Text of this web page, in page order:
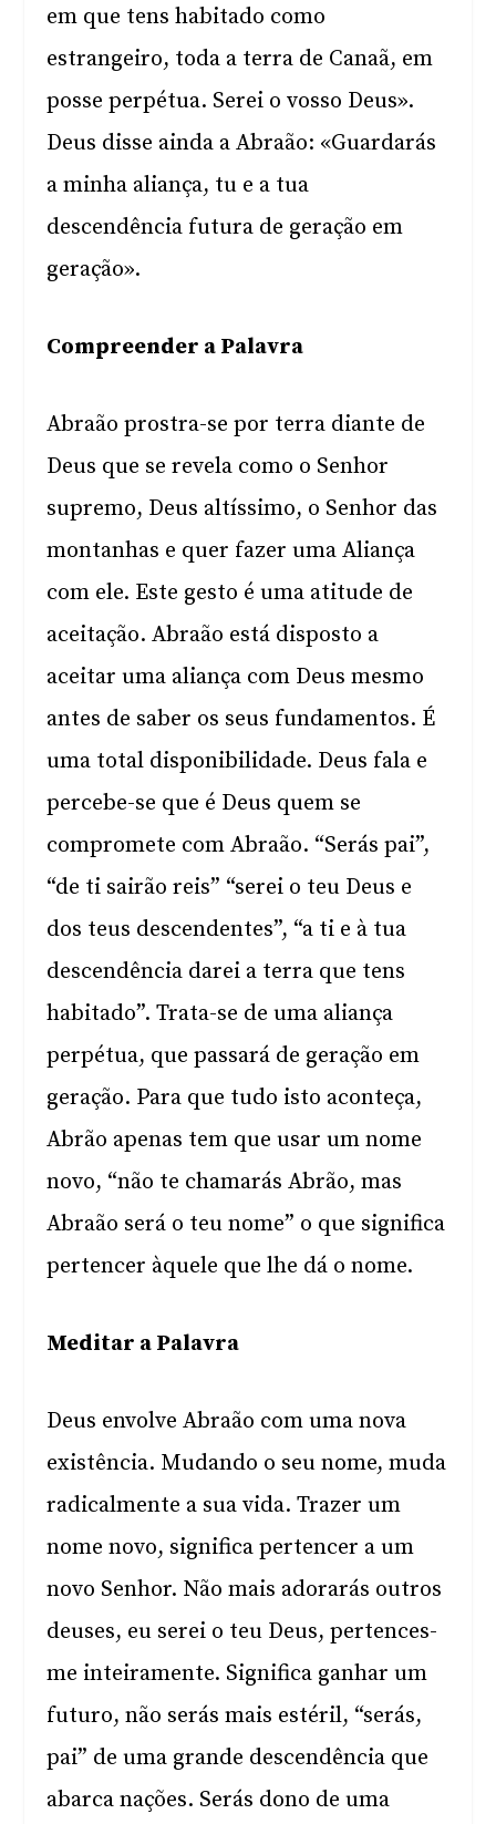
em que tens habitado como
estrangeiro, toda a terra de Canaã, em
posse perpétua. Serei o vosso Deus».
Deus disse ainda a Abraão: «Guardarás
a minha aliança, tu e a tua
descendência futura de geração em
geração».
Compreender a Palavra
Abraão prostra-se por terra diante de
Deus que se revela como o Senhor
supremo, Deus altíssimo, o Senhor das
montanhas e quer fazer uma Aliança
com ele. Este gesto é uma atitude de
aceitação. Abraão está disposto a
aceitar uma aliança com Deus mesmo
antes de saber os seus fundamentos. É
uma total disponibilidade. Deus fala e
percebe-se que é Deus quem se
compromete com Abraão. “Serás pai”,
“de ti sairão reis” “serei o teu Deus e
dos teus descendentes”, “a ti e à tua
descendência darei a terra que tens
habitado”. Trata-se de uma aliança
perpétua, que passará de geração em
geração. Para que tudo isto aconteça,
Abrão apenas tem que usar um nome
novo, “não te chamarás Abrão, mas
Abraão será o teu nome” o que significa
pertencer àquele que lhe dá o nome.
Meditar a Palavra
Deus envolve Abraão com uma nova
existência. Mudando o seu nome, muda
radicalmente a sua vida. Trazer um
nome novo, significa pertencer a um
novo Senhor. Não mais adorarás outros
deuses, eu serei o teu Deus, pertences-
me inteiramente. Significa ganhar um
futuro, não serás mais estéril, “serás,
pai” de uma grande descendência que
abarca nações. Serás dono de uma